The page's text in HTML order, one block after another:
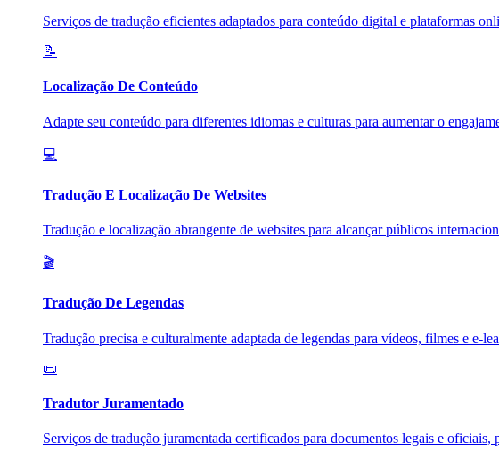
Serviços de tradução eficientes adaptados para conteúdo digital e plataformas
📝
Localização De Conteúdo
Adapte seu conteúdo para diferentes idiomas e culturas para aumentar o
💻
Tradução E Localização De Websites
Tradução e localização abrangente de websites para alcançar públicos
🎬
Tradução De Legendas
Tradução precisa e culturalmente adaptada de legendas para vídeos, filmes e e-
📜
Tradutor Juramentado
Serviços de tradução juramentada certificados para documentos legais e oficiais,